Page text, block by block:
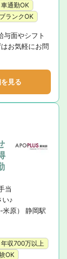
車通勤OK
ブランクOK
面やシフト
お気軽にお問
見る
当
い♪
米原） 静岡駅
年収700万以上
OK